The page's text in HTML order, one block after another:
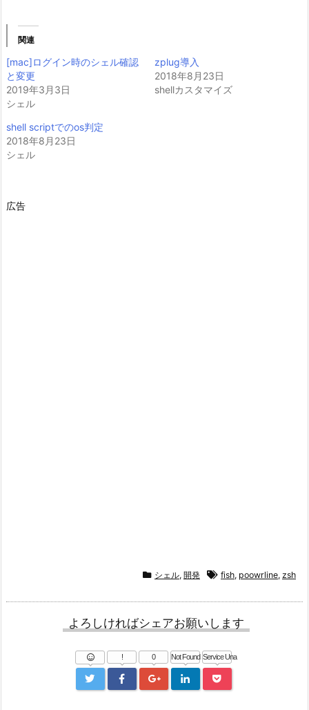
関連
[mac]ログイン時のシェル確認
と変更
2019年3月3日
シェル
zplug導入
2018年8月23日
shellカスタマイズ
shell scriptでのos判定
2018年8月23日
シェル
広告
シェル, 開発 fish, poowrline, zsh
よろしければシェアお願いします
! 0 Not Found Service Una